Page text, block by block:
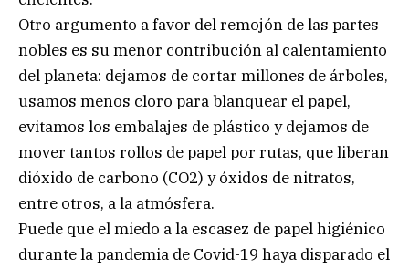
Otro argumento a favor del remojón de las partes
nobles es su menor contribución al calentamiento
del planeta: dejamos de cortar millones de árboles,
usamos menos cloro para blanquear el papel,
evitamos los embalajes de plástico y dejamos de
mover tantos rollos de papel por rutas, que liberan
dióxido de carbono (CO2) y óxidos de nitratos,
entre otros, a la atmósfera.
Puede que el miedo a la escasez de papel higiénico
durante la pandemia de Covid-19 haya disparado el